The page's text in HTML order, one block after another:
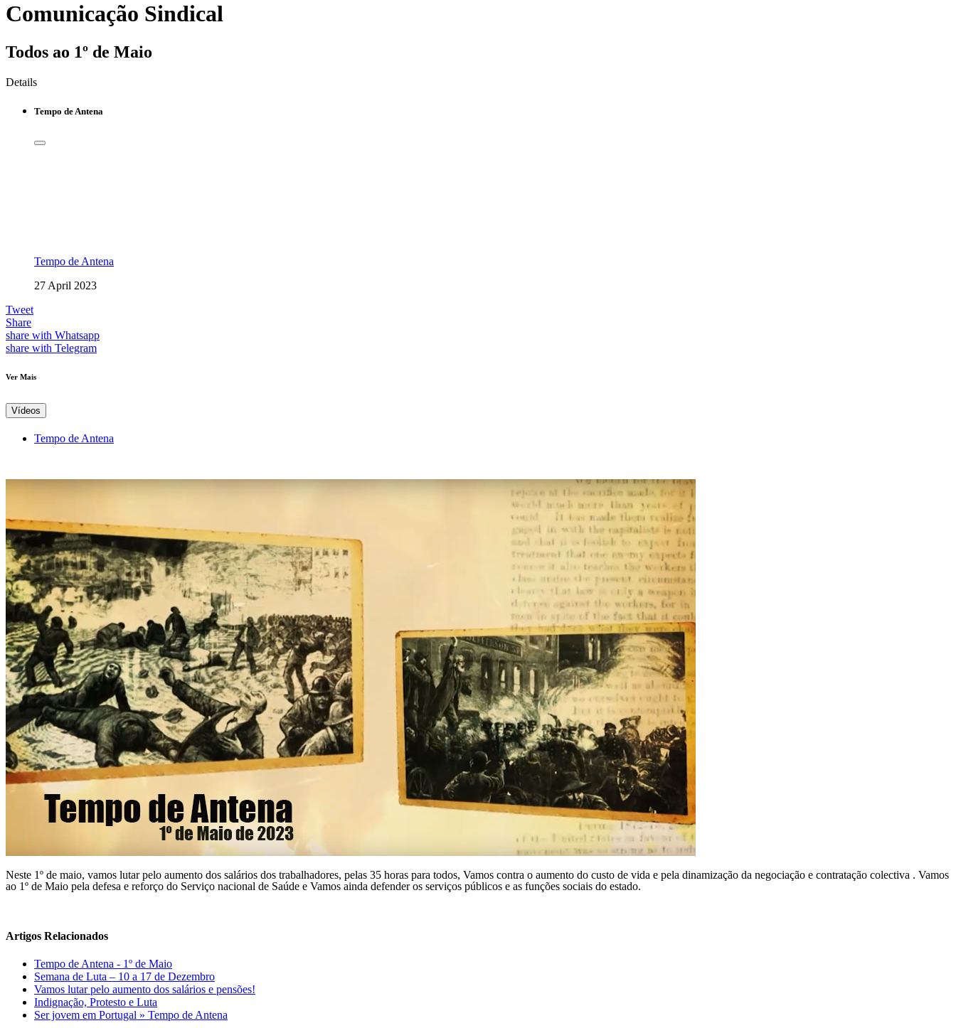
Comunicação Sindical
Todos ao 1º de Maio
Details
Tempo de Antena
Tempo de Antena
27 April 2023
Tweet
Share
share with Whatsapp
share with Telegram
Ver Mais
Vídeos
Tempo de Antena
Neste 1º de maio, vamos lutar pelo aumento dos salários dos trabalhadores, pelas 35 horas para todos, Vamos contra o aumento do custo de vida e pela dinamização da negociação e contratação colectiva . Vamos
ao 1º de Maio pela defesa e reforço do Serviço nacional de Saúde e Vamos ainda defender os serviços públicos e as funções sociais do estado.
Artigos Relacionados
Tempo de Antena - 1º de Maio
Semana de Luta – 10 a 17 de Dezembro
Vamos lutar pelo aumento dos salários e pensões!
Indignação, Protesto e Luta
Ser jovem em Portugal » Tempo de Antena